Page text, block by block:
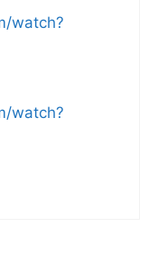
watch?
watch?